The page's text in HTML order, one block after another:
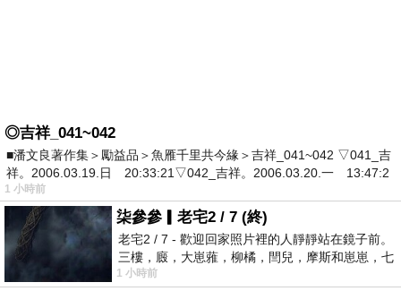
◎吉祥_041~042
■潘文良著作集＞勵益品＞魚雁千里共今緣＞吉祥_041~042 ▽041_吉
祥。2006.03.19.日 20:33:21▽042_吉祥。2006.03.20.一 13:47:2
1 小時前
柒參參▎老宅2 / 7 (終)
老宅2 / 7 - 歡迎回家照片裡的人靜靜站在鏡子前。
三樓，廄，大崽蕥，柳橘，閆兒，摩斯和崽崽，七
個人整整齊齊地站在鏡框之外，如同
1 小時前